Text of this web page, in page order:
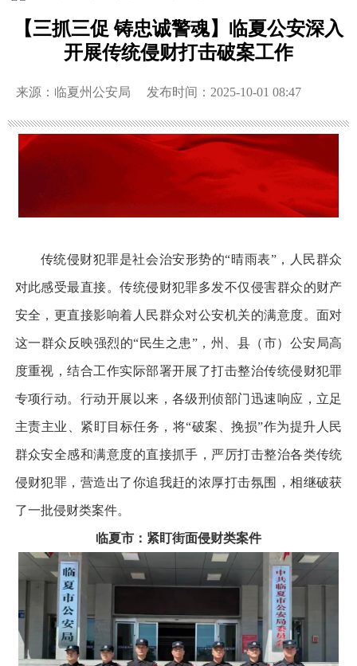
【三抓三促 铸忠诚警魂】临夏公安深入
开展传统侵财打击破案工作
来源：临夏州公安局 发布时间：2025-10-01 08:47
传统侵财犯罪是社会治安形势的“晴雨表”，人民群众
对此感受最直接。传统侵财犯罪多发不仅侵害群众的财产
安全，更直接影响着人民群众对公安机关的满意度。面对
这一群众反映强烈的“民生之患”，州、县（市）公安局高
度重视，结合工作实际部署开展了打击整治传统侵财犯罪
专项行动。行动开展以来，各级刑侦部门迅速响应，立足
主责主业、紧盯目标任务，将“破案、挽损”作为提升人民
群众安全感和满意度的直接抓手，严厉打击整治各类传统
侵财犯罪，营造出了你追我赶的浓厚打击氛围，相继破获
了一批侵财类案件。
临夏市：紧盯街面侵财类案件